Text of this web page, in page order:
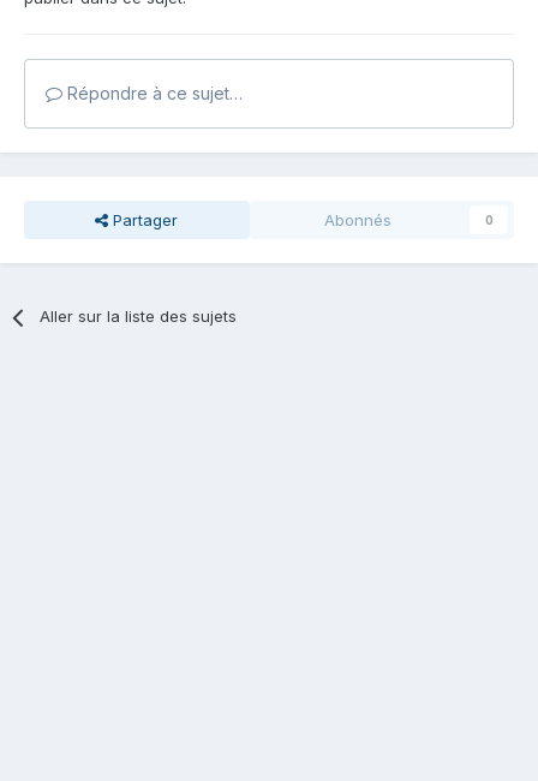
Répondre à ce sujet…
Partager Abonnés 0
Aller sur la liste des sujets